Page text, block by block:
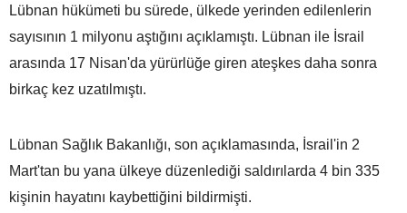
Lübnan hükümeti bu sürede, ülkede yerinden edilenlerin
sayısının 1 milyonu aştığını açıklamıştı. Lübnan ile İsrail
arasında 17 Nisan'da yürürlüğe giren ateşkes daha sonra
birkaç kez uzatılmıştı.
Lübnan Sağlık Bakanlığı, son açıklamasında, İsrail'in 2
Mart'tan bu yana ülkeye düzenlediği saldırılarda 4 bin 335
kişinin hayatını kaybettiğini bildirmişti.